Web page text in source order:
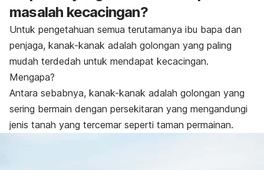
masalah kecacingan?
Untuk pengetahuan semua terutamanya ibu bapa dan
penjaga, kanak-kanak adalah golongan yang paling
mudah terdedah untuk mendapat kecacingan.
Mengapa?
Antara sebabnya, kanak-kanak adalah golongan yang
sering bermain dengan persekitaran yang mengandungi
jenis tanah yang tercemar seperti taman permainan.